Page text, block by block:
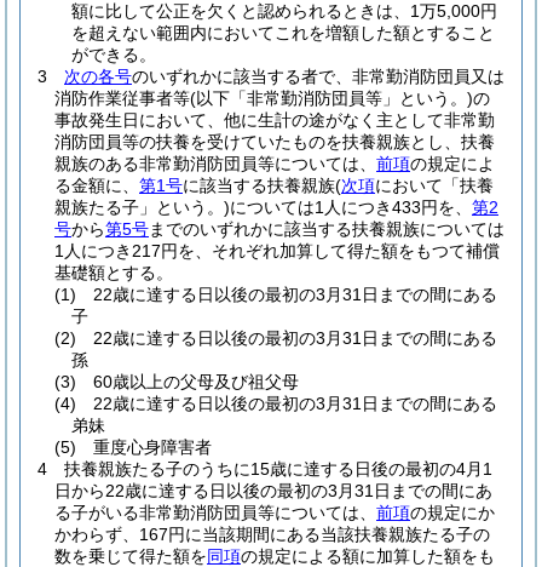
額に比して公正を欠くと認められるときは、1万5,000円
を超えない範囲内においてこれを増額した額とすること
ができる。
3
次の各号のいずれかに該当する者で、非常勤消防団員又は
消防作業従事者等(以下「非常勤消防団員等」という。)の
事故発生日において、他に生計の途がなく主として非常勤
消防団員等の扶養を受けていたものを扶養親族とし、扶養
親族のある非常勤消防団員等については、 前項の規定によ
る金額に、 第1号に該当する扶養親族(次項において「扶養
親族たる子」という。)については1人につき433円を、 第2
号から第5号までのいずれかに該当する扶養親族については
1人につき217円を、それぞれ加算して得た額をもつて補償
基礎額とする。
(1)
22歳に達する日以後の最初の3月31日までの間にある
子
(2)
22歳に達する日以後の最初の3月31日までの間にある
孫
(3)
60歳以上の父母及び祖父母
(4)
22歳に達する日以後の最初の3月31日までの間にある
弟妹
(5)
重度心身障害者
4
扶養親族たる子のうちに15歳に達する日後の最初の4月1
日から22歳に達する日以後の最初の3月31日までの間にあ
る子がいる非常勤消防団員等については、 前項の規定にか
かわらず、167円に当該期間にある当該扶養親族たる子の
数を乗じて得た額を同項の規定による額に加算した額をも